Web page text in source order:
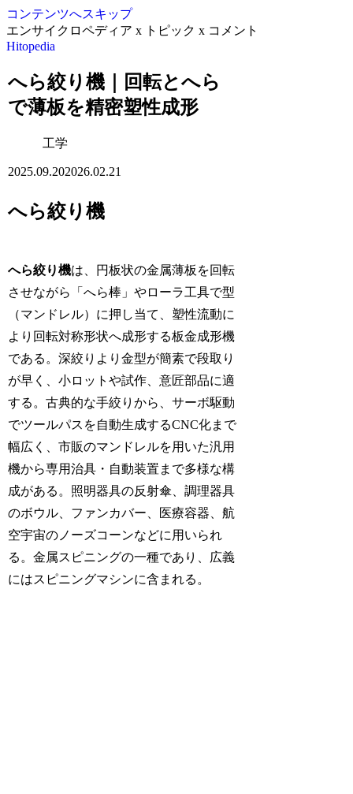
コンテンツへスキップ
エンサイクロペディア x トピック x コメント
Hitopedia
へら絞り機｜回転とへら
で薄板を精密塑性成形
工学
2025.09.202026.02.21
へら絞り機
へら絞り機は、円板状の金属薄板を回転
させながら「へら棒」やローラ工具で型
（マンドレル）に押し当て、塑性流動に
より回転対称形状へ成形する板金成形機
である。深絞りより金型が簡素で段取り
が早く、小ロットや試作、意匠部品に適
する。古典的な手絞りから、サーボ駆動
でツールパスを自動生成するCNC化まで
幅広く、市販のマンドレルを用いた汎用
機から専用治具・自動装置まで多様な構
成がある。照明器具の反射傘、調理器具
のボウル、ファンカバー、医療容器、航
空宇宙のノーズコーンなどに用いられ
る。金属スピニングの一種であり、広義
にはスピニングマシンに含まれる。